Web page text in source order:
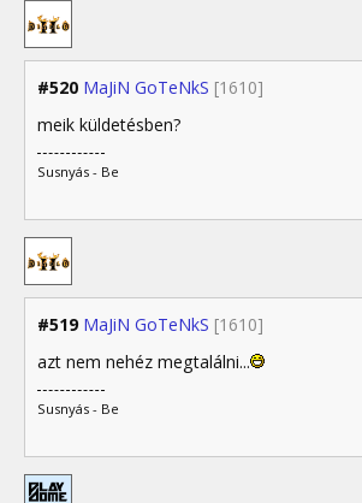
#520 MaJiN GoTeNkS [1610]
meik küldetésben?
Susnyás - Be
#519 MaJiN GoTeNkS [1610]
azt nem nehéz megtalálni...
Susnyás - Be